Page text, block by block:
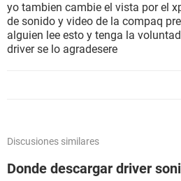
yo tambien cambie el vista por el
de sonido y video de la compaq
alguien lee esto y tenga la
driver se lo agradesere
Discusiones similares
Donde descargar driver